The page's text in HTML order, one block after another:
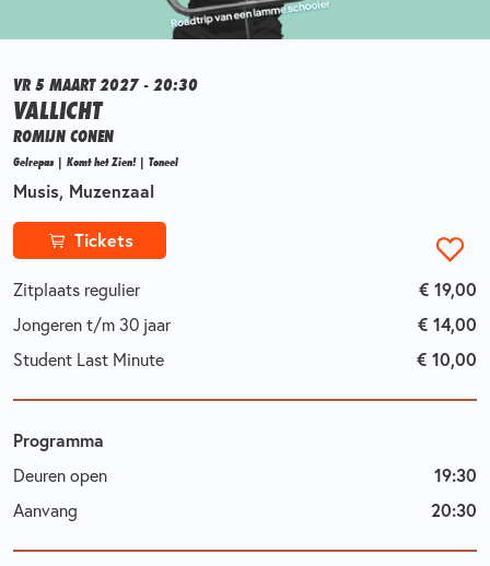
VR 5 MAART 2027 - 20:30
VALLICHT
ROMIJN CONEN
Gelrepas | Komt het Zien! | Toneel
Musis, Muzenzaal
Tickets
Zitplaats regulier
€ 19,00
Jongeren t/m 30 jaar
€ 14,00
Student Last Minute
€ 10,00
Programma
Deuren open
Aanvang
19:30
20:30